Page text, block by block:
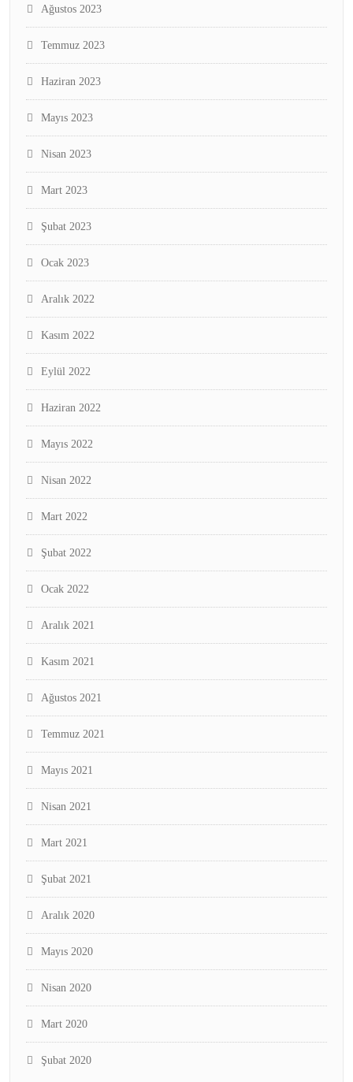
Ağustos 2023
Temmuz 2023
Haziran 2023
Mayıs 2023
Nisan 2023
Mart 2023
Şubat 2023
Ocak 2023
Aralık 2022
Kasım 2022
Eylül 2022
Haziran 2022
Mayıs 2022
Nisan 2022
Mart 2022
Şubat 2022
Ocak 2022
Aralık 2021
Kasım 2021
Ağustos 2021
Temmuz 2021
Mayıs 2021
Nisan 2021
Mart 2021
Şubat 2021
Aralık 2020
Mayıs 2020
Nisan 2020
Mart 2020
Şubat 2020